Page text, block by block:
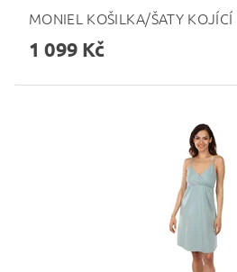
MONIEL KOŠILKA/ŠATY
1 099 Kč